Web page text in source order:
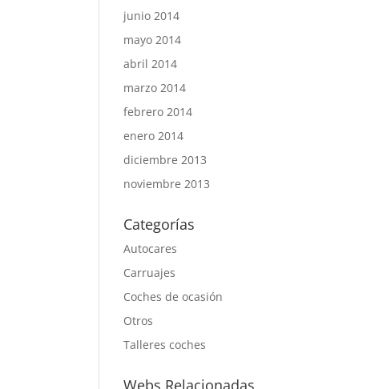
junio 2014
mayo 2014
abril 2014
marzo 2014
febrero 2014
enero 2014
diciembre 2013
noviembre 2013
Categorías
Autocares
Carruajes
Coches de ocasión
Otros
Talleres coches
Webs Relacionadas